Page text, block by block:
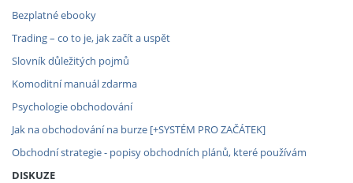
Bezplatné ebooky
Trading – co to je, jak začít a uspět
Slovník důležitých pojmů
Komoditní manuál zdarma
Psychologie obchodování
Jak na obchodování na burze [+SYSTÉM PRO ZAČÁTEK]
Obchodní strategie - popisy obchodních plánů, které používám
DISKUZE